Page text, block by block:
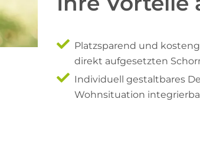
Platzsparend und
direkt aufgesetzten
Individuell gestaltbares
Wohnsituation